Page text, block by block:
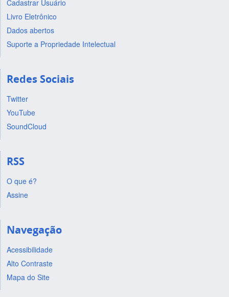
Cadastrar Usuário
Livro Eletrônico
Dados abertos
Suporte a Propriedade Intelectual
Redes Sociais
Twitter
YouTube
SoundCloud
RSS
O que é?
Assine
Navegação
Acessibilidade
Alto Contraste
Mapa do Site